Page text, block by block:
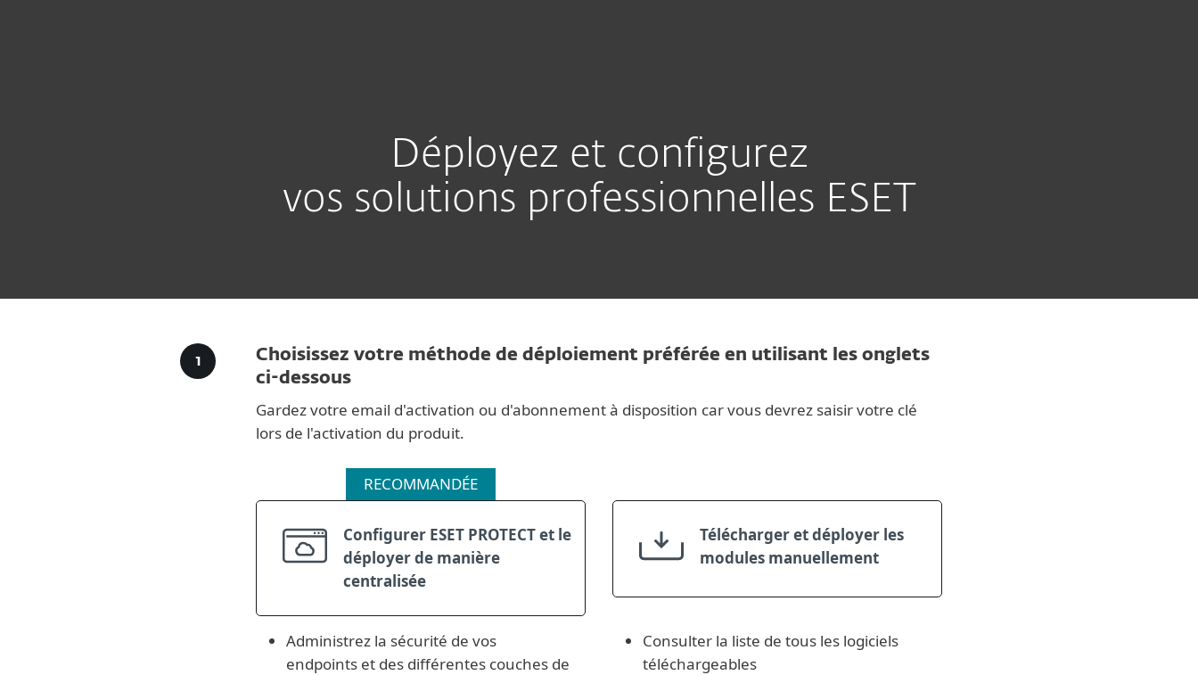
Déployez et configurez
vos solutions professionnelles ESET
Choisissez votre méthode de déploiement préférée en utilisant les onglets
ci-dessous
Gardez votre email d'activation ou d'abonnement à disposition car vous devrez saisir votre clé
lors de l'activation du produit.
RECOMMANDÉE
Configurer ESET PROTECT et le
déployer de manière
centralisée
Télécharger et déployer les
modules manuellement
Administrez la sécurité de vos
endpoints et des différentes couches de
Consulter la liste de tous les logiciels
téléchargeables